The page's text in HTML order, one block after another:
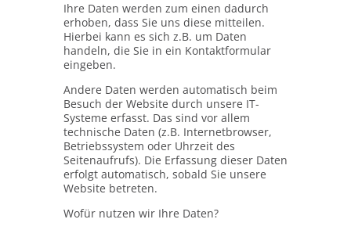
Ihre Daten werden zum einen dadurch
erhoben, dass Sie uns diese mitteilen.
Hierbei kann es sich z.B. um Daten
handeln, die Sie in ein Kontaktformular
eingeben.
Andere Daten werden automatisch beim
Besuch der Website durch unsere IT-
Systeme erfasst. Das sind vor allem
technische Daten (z.B. Internetbrowser,
Betriebssystem oder Uhrzeit des
Seitenaufrufs). Die Erfassung dieser Daten
erfolgt automatisch, sobald Sie unsere
Website betreten.
Wofür nutzen wir Ihre Daten?